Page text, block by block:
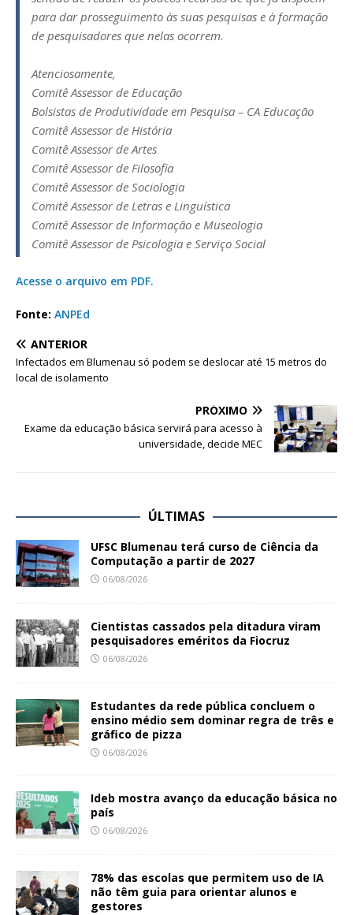
para dar prosseguimento às suas pesquisas e à formação
de pesquisadores que nelas ocorrem.
Atenciosamente,
Comitê Assessor de Educação
Bolsistas de Produtividade em Pesquisa – CA Educação
Comitê Assessor de História
Comitê Assessor de Artes
Comitê Assessor de Filosofia
Comitê Assessor de Sociologia
Comitê Assessor de Letras e Linguística
Comitê Assessor de Informação e Museologia
Comitê Assessor de Psicologia e Serviço Social
Acesse o arquivo em PDF.
Fonte: ANPEd
ANTERIOR
Infectados em Blumenau só podem se deslocar até 15 metros do
local de isolamento
PRÓXIMO
Exame da educação básica servirá para acesso à
universidade, decide MEC
ÚLTIMAS
UFSC Blumenau terá curso de Ciência da
Computação a partir de 2027
06/08/2026
Cientistas cassados pela ditadura viram
pesquisadores eméritos da Fiocruz
06/08/2026
Estudantes da rede pública concluem o
ensino médio sem dominar regra de três e
gráfico de pizza
06/08/2026
Ideb mostra avanço da educação básica no
país
06/08/2026
78% das escolas que permitem uso de IA
não têm guia para orientar alunos e
gestores